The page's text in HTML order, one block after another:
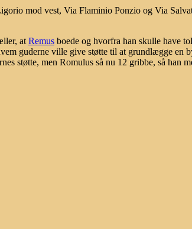
mod vest, Via Flaminio Ponzio og Via
at Remus boede og hvorfra han skulle have
guderne ville give støtte til at grundlægge en
støtte, men Romulus så nu 12 gribbe, så han